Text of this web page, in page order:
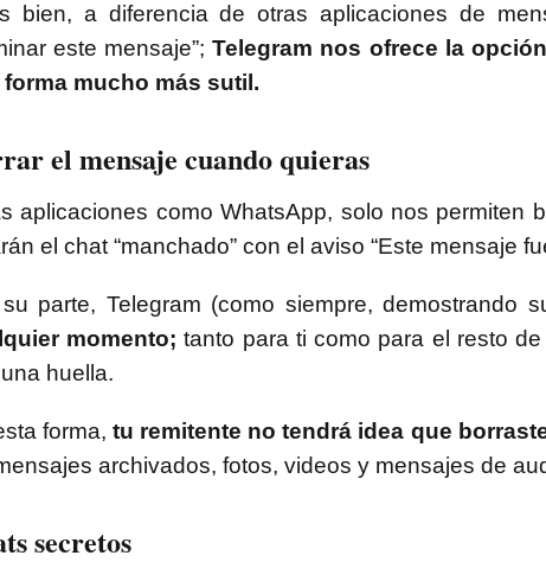
bien, a diferencia de otras aplicaciones de
este mensaje”;Telegram nos ofrece la
forma mucho más sutil.
el mensaje cuando quieras
aplicaciones como WhatsApp, solo nos permiten
el chat “manchado” con el aviso “Este mensaje
parte, Telegram (como siempre, demostrando
momento; tanto para ti como para el resto
huella.
forma,tu remitente no tendrá idea que
archivados, fotos, videos y mensajes de
secretos